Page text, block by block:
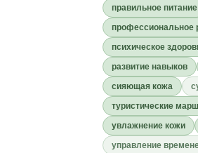
правильное питание
профессиональное
психическое
развитие навыков
сияющая кожа
туристические
увлажнение кожи
управление